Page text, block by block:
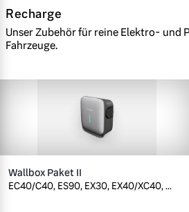
Recharge
Unser Zubehör für reine Elektro- und
Fahrzeuge.
Wallbox Paket II
EC40/C40, ES90, EX30, EX40/XC40, ...